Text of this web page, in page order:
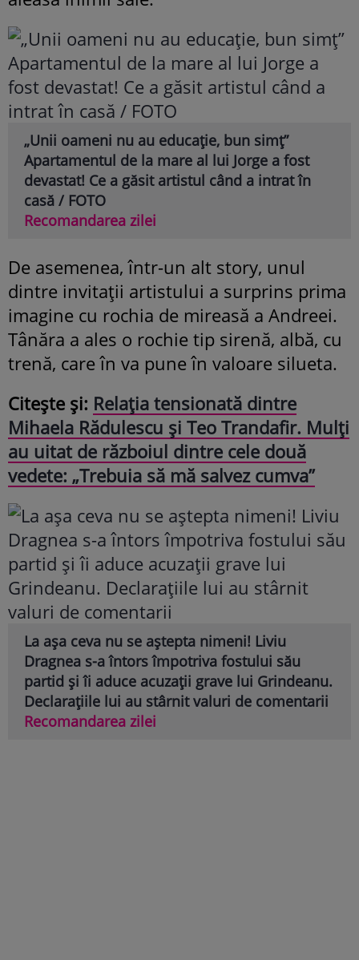
„Unii oameni nu au educație, bun simț”
Apartamentul de la mare al lui Jorge a fost
devastat! Ce a găsit artistul când a intrat în
casă / FOTO
Recomandarea zilei
De asemenea, într-un alt story, unul
dintre invitații artistului a surprins prima
imagine cu rochia de mireasă a Andreei.
Tânăra a ales o rochie tip sirenă, albă, cu
trenă, care în va pune în valoare silueta.
Citește și: Relația tensionată dintre
Mihaela Rădulescu și Teo Trandafir. Mulți
au uitat de războiul dintre cele două
vedete: „Trebuia să mă salvez cumva”
La așa ceva nu se aștepta nimeni! Liviu
Dragnea s-a întors împotriva fostului său
partid și îi aduce acuzații grave lui Grindeanu.
Declarațiile lui au stârnit valuri de comentarii
Recomandarea zilei